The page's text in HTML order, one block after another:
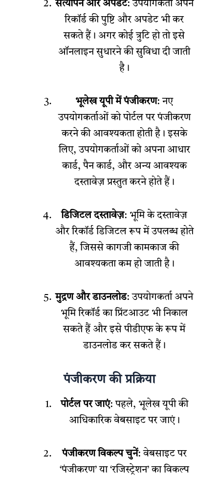
सत्यापन और अपडेट: उपयोगकर्ता अपने
रिकॉर्ड की पुष्टि और अपडेट भी कर
सकते हैं। अगर कोई त्रुटि हो तो इसे
ऑनलाइन सुधारने की सुविधा दी जाती
है।
भूलेख यूपी में पंजीकरण: नए
उपयोगकर्ताओं को पोर्टल पर पंजीकरण
करने की आवश्यकता होती है। इसके
लिए, उपयोगकर्ताओं को अपना आधार
कार्ड, पैन कार्ड, और अन्य आवश्यक
दस्तावेज़ प्रस्तुत करने होते हैं।
डिजिटल दस्तावेज़: भूमि के दस्तावेज़
और रिकॉर्ड डिजिटल रूप में उपलब्ध होते
हैं, जिससे कागजी कामकाज की
आवश्यकता कम हो जाती है।
मुद्रण और डाउनलोड: उपयोगकर्ता अपने
भूमि रिकॉर्ड का प्रिंटआउट भी निकाल
सकते हैं और इसे पीडीएफ के रूप में
डाउनलोड कर सकते हैं।
पंजीकरण की प्रक्रिया
पोर्टल पर जाएं: पहले, भूलेख यूपी की
आधिकारिक वेबसाइट पर जाएं।
पंजीकरण विकल्प चुनें: वेबसाइट पर
‘पंजीकरण’ या ‘रजिस्ट्रेशन’ का विकल्प